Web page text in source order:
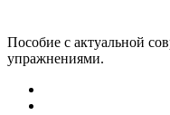
Пособие с актуальной
упражнениями.